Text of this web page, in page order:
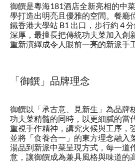
御饌是粵海181酒店全新亮相的中
學打造出明亮且優雅的空間。餐廳
鐵香港大學站 B1 出口，步行約 4
深厚，最擅長把傳統功夫菜加入創
重新演繹成令人眼前一亮的新派手
「御饌」品牌理念
御饌以「承古意、見新生」為品牌
功夫菜精髓的同時，以更細膩的當
重視手作精神，講究火候與工序，
並將「食養合一」的東方理念融入
湯品到新派中菜呈現方式，每一道
意，讓御饌成為兼具風格與味道的